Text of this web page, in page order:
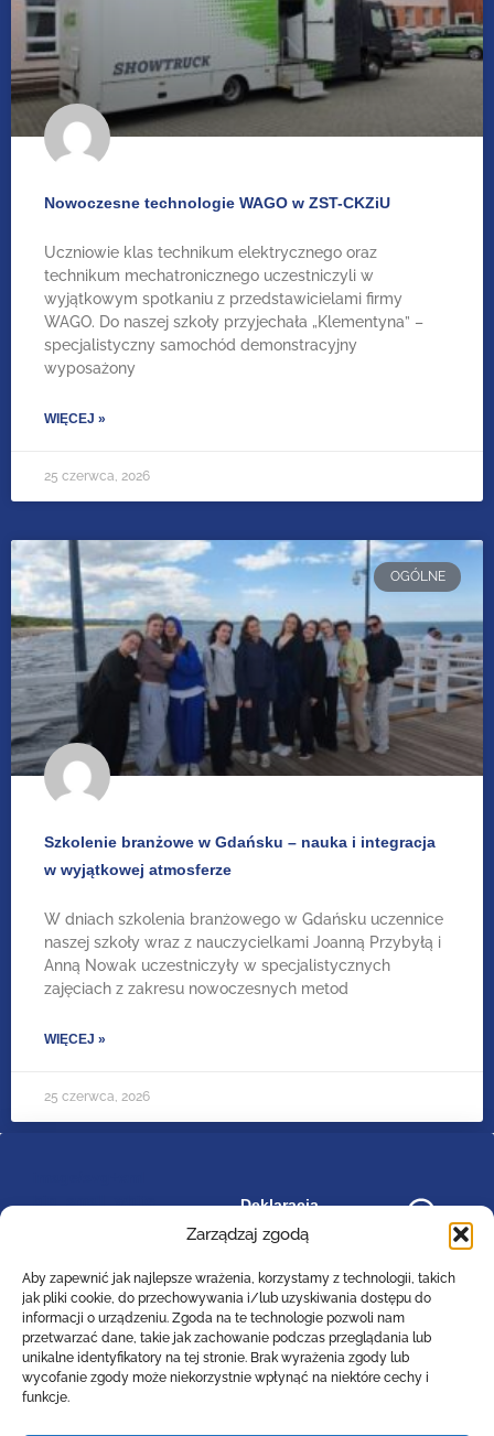
Zarządzaj zgodą
Aby zapewnić jak najlepsze wrażenia, korzystamy z technologii, takich
jak pliki cookie, do przechowywania i/lub uzyskiwania dostępu do
informacji o urządzeniu. Zgoda na te technologie pozwoli nam
przetwarzać dane, takie jak zachowanie podczas przeglądania lub
unikalne identyfikatory na tej stronie. Brak wyrażenia zgody lub
wycofanie zgody może niekorzystnie wpłynąć na niektóre cechy i
funkcje.
Nowoczesne technologie WAGO w ZST-CKZiU
Uczniowie klas technikum elektrycznego oraz
technikum mechatronicznego uczestniczyli w
wyjątkowym spotkaniu z przedstawicielami firmy
WAGO. Do naszej szkoły przyjechała „Klementyna” –
specjalistyczny samochód demonstracyjny
wyposażony
WIĘCEJ »
25 czerwca, 2026
OGÓLNE
Szkolenie branżowe w Gdańsku – nauka i integracja
w wyjątkowej atmosferze
W dniach szkolenia branżowego w Gdańsku uczennice
naszej szkoły wraz z nauczycielkami Joanną Przybyłą i
Anną Nowak uczestniczyły w specjalistycznych
zajęciach z zakresu nowoczesnych metod
WIĘCEJ »
25 czerwca, 2026
Deklaracja
Zespół Szkół Technicznych
Centrum Kształcenia Zawodowego i Ustawicznego
w Lesznie